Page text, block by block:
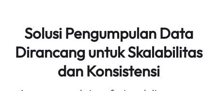
Solusi Pengumpulan Data
Dirancang untuk Skalabilitas
dan Konsistensi